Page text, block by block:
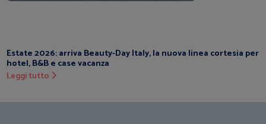
Estate 2026: arriva Beauty-Day Italy, la nuova linea cortesia per
hotel, B&B e case vacanza
Leggi tutto